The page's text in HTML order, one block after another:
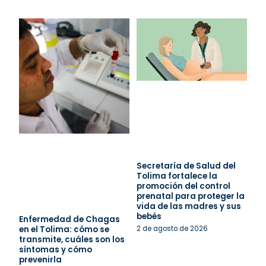
Enfermedad de Chagas
en el Tolima: cómo se
transmite, cuáles son los
síntomas y cómo
prevenirla
Secretaría de Salud del
Tolima fortalece la
promoción del control
prenatal para proteger la
vida de las madres y sus
bebés
2 de agosto de 2026